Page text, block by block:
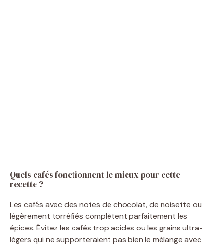
Quels cafés fonctionnent le mieux pour cette
recette ?
Les cafés avec des notes de chocolat, de noisette ou
légèrement torréfiés complètent parfaitement les
épices. Évitez les cafés trop acides ou les grains ultra-
légers qui ne supporteraient pas bien le mélange avec